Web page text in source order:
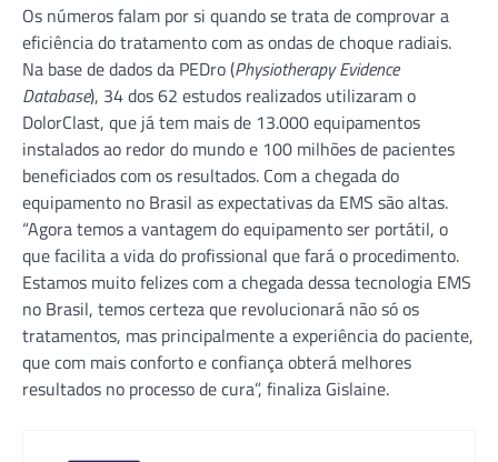
Os números falam por si quando se trata de comprovar a
eficiência do tratamento com as ondas de choque radiais.
Na base de dados da PEDro (Physiotherapy Evidence
Database), 34 dos 62 estudos realizados utilizaram o
DolorClast, que já tem mais de 13.000 equipamentos
instalados ao redor do mundo e 100 milhões de pacientes
beneficiados com os resultados. Com a chegada do
equipamento no Brasil as expectativas da EMS são altas.
“Agora temos a vantagem do equipamento ser portátil, o
que facilita a vida do profissional que fará o procedimento.
Estamos muito felizes com a chegada dessa tecnologia EMS
no Brasil, temos certeza que revolucionará não só os
tratamentos, mas principalmente a experiência do paciente,
que com mais conforto e confiança obterá melhores
resultados no processo de cura”, finaliza Gislaine.